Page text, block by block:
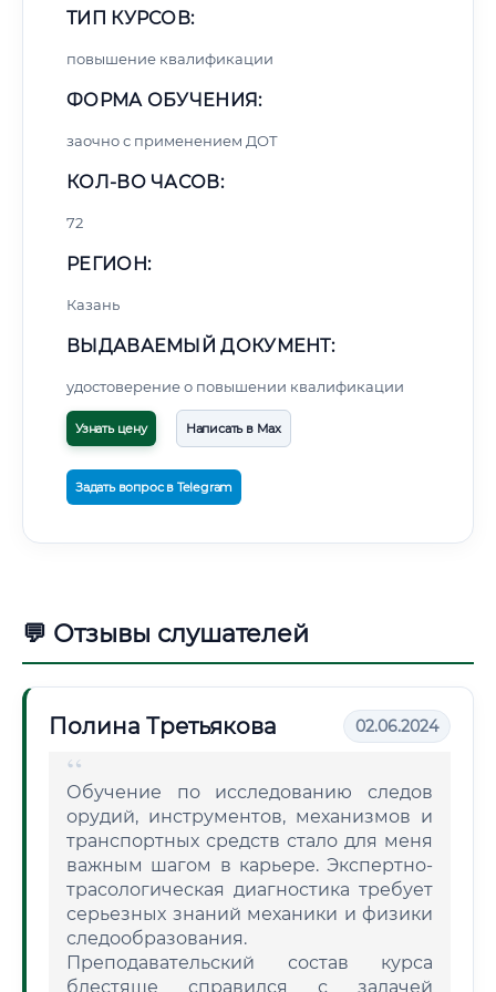
ТИП КУРСОВ:
повышение квалификации
ФОРМА ОБУЧЕНИЯ:
заочно с применением ДОТ
КОЛ-ВО ЧАСОВ:
72
РЕГИОН:
Казань
ВЫДАВАЕМЫЙ ДОКУМЕНТ:
удостоверение о повышении квалификации
Узнать цену Написать в Max
Задать вопрос в Telegram
💬 Отзывы слушателей
Полина Третьякова 02.06.2024
Обучение по исследованию следов
орудий, инструментов, механизмов и
транспортных средств стало для меня
важным шагом в карьере. Экспертно-
трасологическая диагностика требует
серьезных знаний механики и физики
следообразования.
Преподавательский состав курса
блестяще справился с задачей